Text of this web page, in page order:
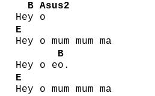
He
B
y
Asus2
o
E
Hey o mum mum ma
Hey o e
B
o.
E
Hey o mum mum ma